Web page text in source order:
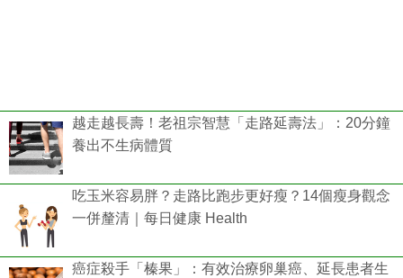
越走越長壽！老祖宗智慧「走路延壽法」：20分鐘
養出不生病體質
吃玉米容易胖？走路比跑步更好瘦？14個瘦身觀念
一併釐清｜每日健康 Health
癌症殺手「榛果」：有效治療卵巢癌、延長患者生